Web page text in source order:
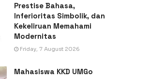
Prestise Bahasa,
Inferioritas Simbolik, dan
Kekeliruan Memahami
Modernitas
Friday, 7 August 2026
Mahasiswa KKD UMGo